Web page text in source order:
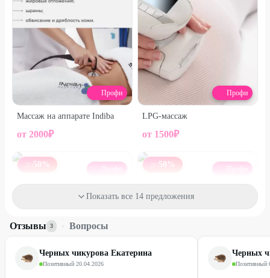
Профи
Массаж на аппарате Indiba
от 2000₽
Профи
LPG-массаж
от 1500₽
ДО 50 % Профи
Массаж лица и уходовые
от2200₽
ДО 50 % Профи
Лазерная эпиляция зоны на
40% 47
Показать все 14 предложения
Отзывы 3 · Вопросы
Черных чикурова Екатерина
Позитивный·20.04.2026
Черных
Позитивный·